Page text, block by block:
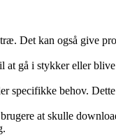
Det kan også give
gå i stykker eller
specifikke behov.
at skulle